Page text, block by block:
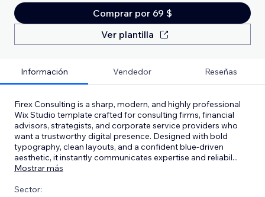
Comprar por 69 $
Ver plantilla
Información Vendedor Reseñas
Firex Consulting is a sharp, modern, and highly professional
Wix Studio template crafted for consulting firms, financial
advisors, strategists, and corporate service providers who
want a trustworthy digital presence. Designed with bold
typography, clean layouts, and a confident blue-driven
aesthetic, it instantly communicates expertise and reliabil...
Mostrar más
Sector: